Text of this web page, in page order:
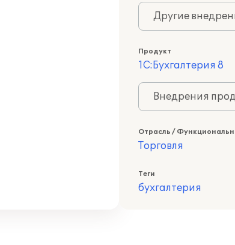
Другие
Продукт
1С:Бухгалтерия 8
Внедрения
Отрасль /
Торговля
Теги
бухгалтерия